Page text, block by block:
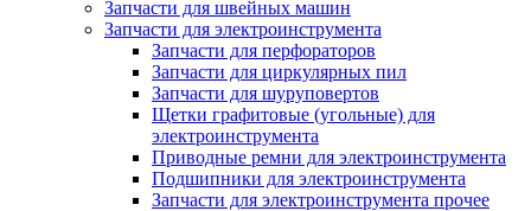
Запчасти для швейных машин
Запчасти для электроинструмента
Запчасти для перфораторов
Запчасти для циркулярных пил
Запчасти для шуруповертов
Щетки графитовые (угольные) для
электроинструмента
Приводные ремни для электроинструмента
Подшипники для электроинструмента
Запчасти для электроинструмента прочее